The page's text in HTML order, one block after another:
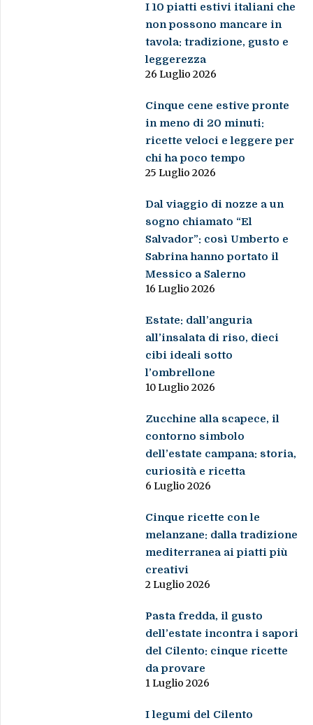
I 10 piatti estivi italiani che
non possono mancare in
tavola: tradizione, gusto e
leggerezza
26 Luglio 2026
Cinque cene estive pronte
in meno di 20 minuti:
ricette veloci e leggere per
chi ha poco tempo
25 Luglio 2026
Dal viaggio di nozze a un
sogno chiamato “El
Salvador”: così Umberto e
Sabrina hanno portato il
Messico a Salerno
16 Luglio 2026
Estate: dall’anguria
all’insalata di riso, dieci
cibi ideali sotto
l’ombrellone
10 Luglio 2026
Zucchine alla scapece, il
contorno simbolo
dell’estate campana: storia,
curiosità e ricetta
6 Luglio 2026
Cinque ricette con le
melanzane: dalla tradizione
mediterranea ai piatti più
creativi
2 Luglio 2026
Pasta fredda, il gusto
dell’estate incontra i sapori
del Cilento: cinque ricette
da provare
1 Luglio 2026
I legumi del Cilento